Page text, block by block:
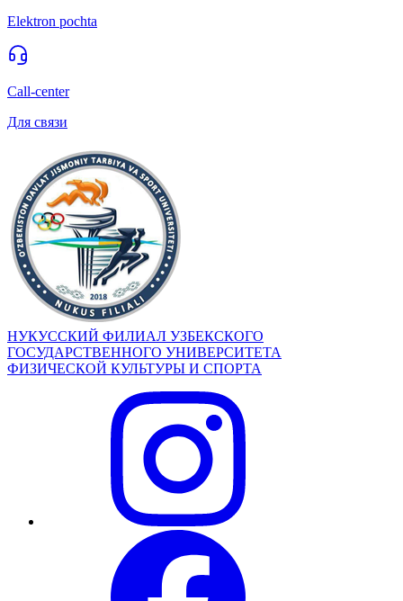
Elektron pochta
Call-center
Для связи
НУКУССКИЙ ФИЛИАЛ УЗБЕКСКОГО
ГОСУДАРСТВЕННОГО УНИВЕРСИТЕТА
ФИЗИЧЕСКОЙ КУЛЬТУРЫ И СПОРТА